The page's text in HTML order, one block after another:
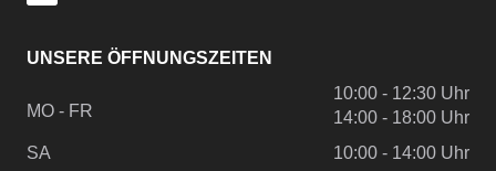
UNSERE ÖFFNUNGSZEITEN
MO - FR
10:00 - 12:30 Uhr
14:00 - 18:00 Uhr
SA
10:00 - 14:00 Uhr